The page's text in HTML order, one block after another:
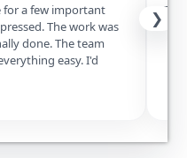
for a few important
The work was
done. The team
easy. I'd
❯